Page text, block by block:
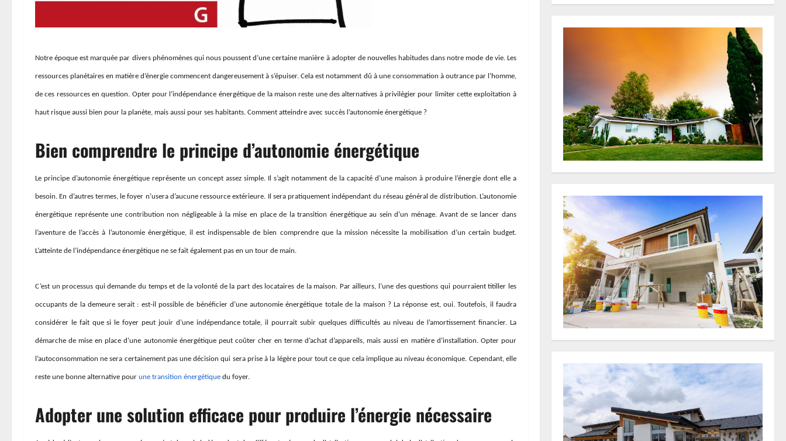
Notre époque est marquée par divers phénomènes qui nous poussent d’une certaine manière à adopter de nouvelles habitudes dans notre mode de vie. Les
ressources planétaires en matière d’énergie commencent dangereusement à s’épuiser. Cela est notamment dû à une consommation à outrance par l’homme,
de ces ressources en question. Opter pour l’indépendance énergétique de la maison reste une des alternatives à privilégier pour limiter cette exploitation à
haut risque aussi bien pour la planète, mais aussi pour ses habitants. Comment atteindre avec succès l’autonomie énergétique ?
Bien comprendre le principe d’autonomie énergétique
Le principe d’autonomie énergétique représente un concept assez simple. Il s’agit notamment de la capacité d’une maison à produire l’énergie dont elle a
besoin. En d’autres termes, le foyer n’usera d’aucune ressource extérieure. Il sera pratiquement indépendant du réseau général de distribution. L’autonomie
énergétique représente une contribution non négligeable à la mise en place de la transition énergétique au sein d’un ménage. Avant de se lancer dans
l’aventure de l’accès à l’autonomie énergétique, il est indispensable de bien comprendre que la mission nécessite la mobilisation d’un certain budget.
L’atteinte de l’indépendance énergétique ne se fait également pas en un tour de main.
C’est un processus qui demande du temps et de la volonté de la part des locataires de la maison. Par ailleurs, l’une des questions qui pourraient titiller les
occupants de la demeure serait : est-il possible de bénéficier d’une autonomie énergétique totale de la maison ? La réponse est, oui. Toutefois, il faudra
considérer le fait que si le foyer peut jouir d’une indépendance totale, il pourrait subir quelques difficultés au niveau de l’amortissement financier. La
démarche de mise en place d’une autonomie énergétique peut coûter cher en terme d’achat d’appareils, mais aussi en matière d’installation. Opter pour
l’autoconsommation ne sera certainement pas une décision qui sera prise à la légère pour tout ce que cela implique au niveau économique. Cependant, elle
reste une bonne alternative pour une transition énergétique du foyer.
Adopter une solution efficace pour produire l’énergie nécessaire